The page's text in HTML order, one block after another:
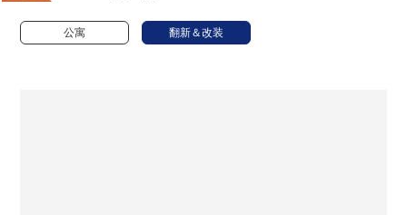
公寓 翻新＆改装